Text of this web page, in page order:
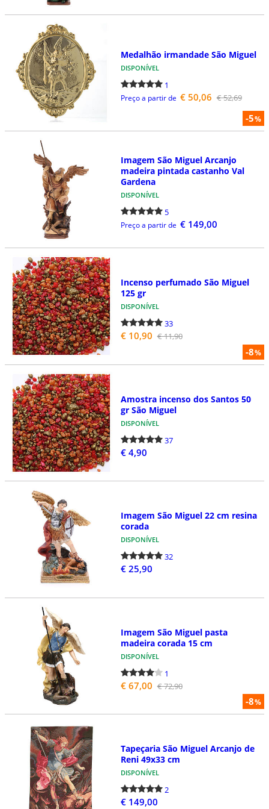
-5%
Medalhão irmandade São Miguel
DISPONÍVEL
1
Preço a partir de € 50,06 € 52,69
Imagem São Miguel Arcanjo
madeira pintada castanho Val
Gardena
DISPONÍVEL
5
Preço a partir de € 149,00
-8%
Incenso perfumado São Miguel
125 gr
DISPONÍVEL
33
€ 10,90 € 11,90
Amostra incenso dos Santos 50
gr São Miguel
DISPONÍVEL
37
€ 4,90
Imagem São Miguel 22 cm resina
corada
DISPONÍVEL
32
€ 25,90
-8%
Imagem São Miguel pasta
madeira corada 15 cm
DISPONÍVEL
1
€ 67,00 € 72,90
Tapeçaria São Miguel Arcanjo de
Reni 49x33 cm
DISPONÍVEL
2
€ 149,00